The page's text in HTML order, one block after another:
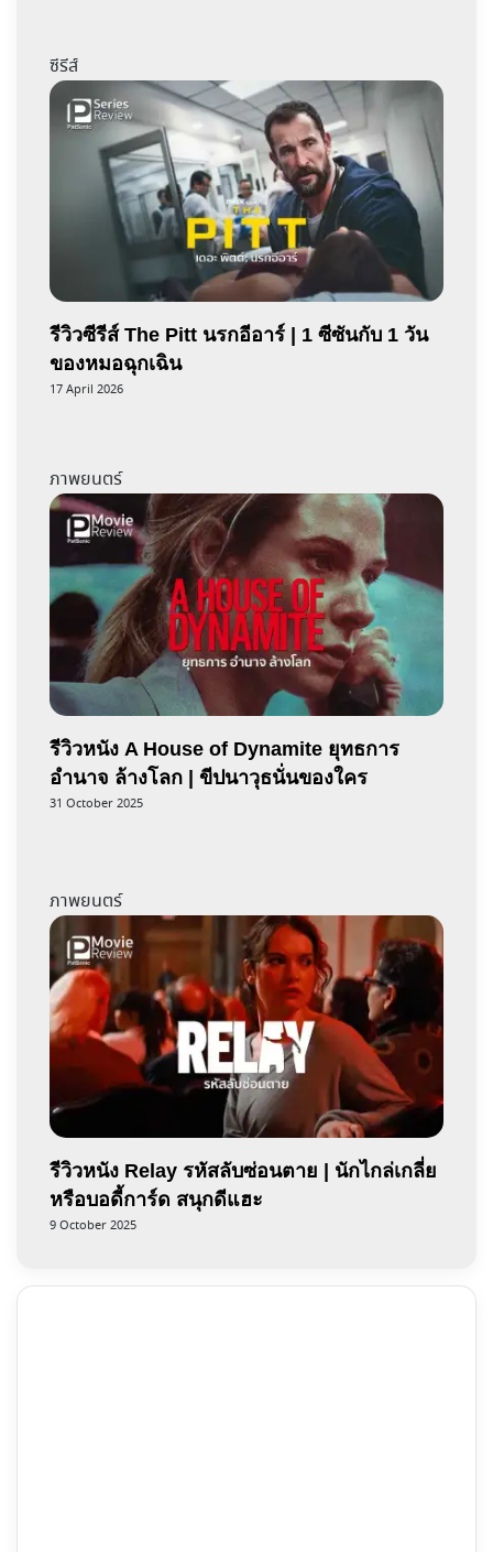
ซีรีส์
รีวิวซีรีส์ The Pitt นรกอีอาร์ | 1 ซีซันกับ 1 วัน
ของหมอฉุกเฉิน
17 April 2026
ภาพยนตร์
รีวิวหนัง A House of Dynamite ยุทธการ
อำนาจ ล้างโลก | ขีปนาวุธนั่นของใคร
31 October 2025
ภาพยนตร์
รีวิวหนัง Relay รหัสลับซ่อนตาย | นักไกล่เกลี่ย
หรือบอดี้การ์ด สนุกดีแฮะ
9 October 2025